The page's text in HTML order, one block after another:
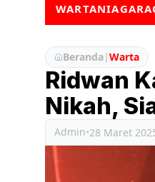
WARTANIAGA
Beranda|Warta
Ridwan
Nikah,
Admin•28 Maret